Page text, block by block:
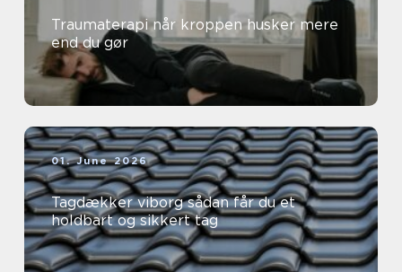
Traumaterapi når kroppen husker mere
end du gør
01. June 2026
Tagdækker viborg sådan får du et
holdbart og sikkert tag